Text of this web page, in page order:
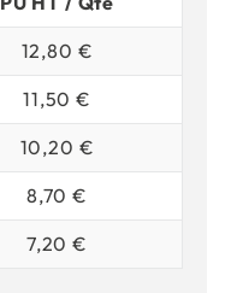
12,80 €
11,50 €
10,20 €
8,70 €
7,20 €